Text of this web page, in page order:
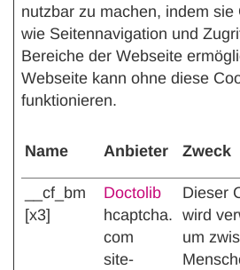
nutzbar zu machen, indem sie
wie Seitennavigation und
Bereiche der Webseite
Webseite kann ohne diese
funktionieren.
Name Anbieter Zweck
__cf_bm
[x3]
Doctolib
hcaptcha.
com
site-
Dieser
wird
um